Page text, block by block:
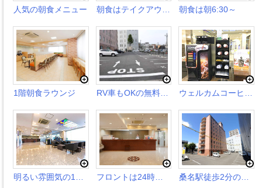
人気の朝食メニュー 朝食はテイクアウトOK 朝食は朝6:30～
1階朝食ラウンジ RV車もOKの無料平面駐車場 ウェルカムコーヒーサービス
フロントは24時間対応